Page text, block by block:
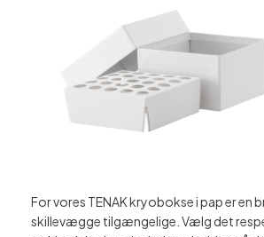
For vores TENAK kryobokse i pap er en
skillevægge tilgængelige. Vælg det